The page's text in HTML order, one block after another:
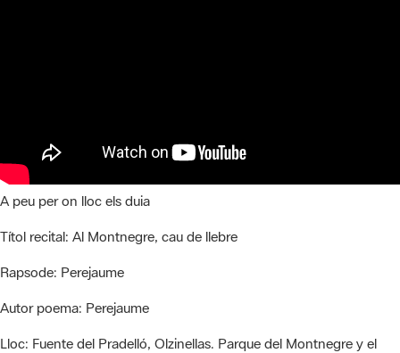
A peu per on lloc els duia
Títol recital: Al Montnegre, cau de llebre
Rapsode: Perejaume
Autor poema: Perejaume
Lloc: Fuente del Pradelló, Olzinellas. Parque del Montnegre y el